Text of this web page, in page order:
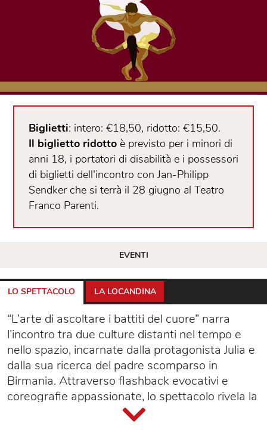
Biglietti: intero: €18,50, ridotto: €15,50.
Il biglietto ridottoè previsto per i minori di
anni 18, i portatori di disabilità e i possessori
di biglietti dell’incontro con Jan-Philipp
Sendker che si terrà il 28 giugno al Teatro
Franco Parenti.
EVENTI
LO SPETTACOLO LA LOCANDINA
“L’arte di ascoltare i battiti del cuore” narra
l’incontro tra due culture distanti nel tempo e
nello spazio, incarnate dalla protagonista Julia e
dalla sua ricerca del padre scomparso in
Birmania. Attraverso flashback evocativi e
coreografie appassionate, lo spettacolo rivela la
storia di un giovane birmano non vedente e di